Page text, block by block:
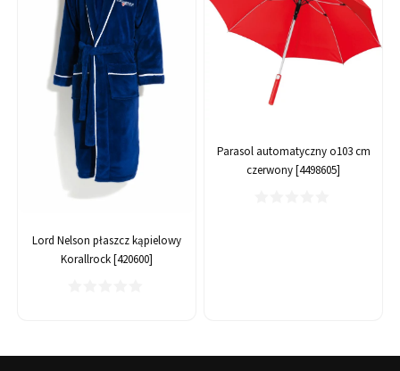
Lord Nelson płaszcz kąpielowy
Korallrock [420600]
Parasol automatyczny o103 cm
czerwony [4498605]